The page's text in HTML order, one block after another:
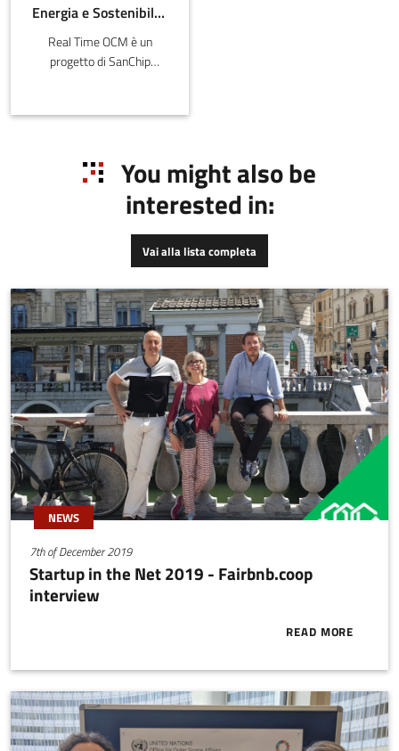
Energia e Sostenibilità, Meccatronica e Materiali
Real Time OCM è un
progetto di SanChip
come obiettivo quello di
proprietarie di macchinari
industriali, di mezzi di
trasporto (es. navi), di
macchinari impiegati per
la produzione di energia
(es. turbine eoliche,
ad implementare la
manutenzione predittiva
dei propri asset.
You might also be
interested in:
Vai alla lista completa
NEWS
7th of December 2019
Startup in the Net 2019 - Fairbnb.coop
interview
READ MORE
ABOUT